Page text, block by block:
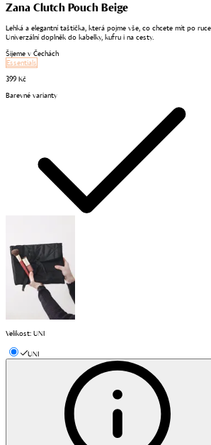
Zana Clutch Pouch Beige
Lehká a elegantní taštička, která pojme vše, co chcete mít po
Univerzální doplněk do kabelky, kufru i na cesty.
Šijeme v Čechách
Essentials
399 Kč
Barevné varianty
Velikost: UNI
UNI